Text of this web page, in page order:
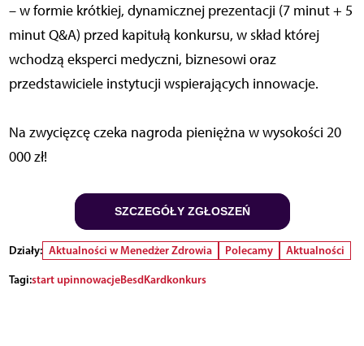
– w formie krótkiej, dynamicznej prezentacji (7 minut + 5
minut Q&A) przed kapitułą konkursu, w skład której
wchodzą eksperci medyczni, biznesowi oraz
przedstawiciele instytucji wspierających innowacje.
Na zwycięzcę czeka nagroda pieniężna w wysokości 20
000 zł!
SZCZEGÓŁY ZGŁOSZEŃ
Działy: Aktualności w Menedżer Zdrowia Polecamy
Aktualności
Tagi:start upinnowacjeBesdKardkonkurs